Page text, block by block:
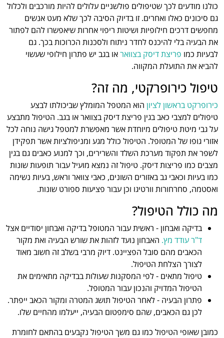
כולנו מודעים לכך שטיפולים פולשניים עלולים להיות מורכבים ולכלול
גם סיכונים כאלו ואחרים. זו בדיוק הסיבה לכך שלא מעט אנשים
מחפשים דרכים חילופיות ושיטות ריפוי אחרות שיאפשרו להם לפתור
את הבעיה בלי להיכנס לחדר ניתוח ולסכנות הכרוכות בכך. גם
לבעיות כמו פריצת דיסק בצוואראו בגב יש פתרון חילופי שעשוי
להביא את התועלת המקווה.
טיפול כירופרקטי, מה זה?
כירופרקט בראשון לציון הוא המטפל המומלץ שביכולתו לבצע
טיפולים למצבי כאב בגין פריצת דיסק בצוואר או בגב. הטיפול מתבצע
על גבי מיטת טיפולים מיוחדת אשר מאפשרת למטפל גישה נוחה לכל
אזורי גופו של המטופל. הטיפול כולל מגע ומניפולציות אשר תפקידן
לשפר את תפקוד מערכת השלד והשרירים, וכך למנוע כאבים גם בגין
מצבים כמו פריצות דיסק. טיפול זה נמצא מועיל עבור תופעות שונות
כמו בעיות וכאבי גב באזורים השונים, כאבי צוואר וראש, בעיות נשימה
ואסטמה, סחרחורות וורטיגו וכן עבור פציעות ספורט שונות.
מה כולל הטיפול?
בדיקה ואבחון - ראשית עבור המטופל בדיקה ואבחון יסודיים אצל
ד"ר עודד מץ. האבחון נועד לזהות את שורש הבעיה ואת מקור
הכאבים מהם סובל הפציינט. דיוק מרבי בשלב זה חשוב מאוד
לצורך הצלחת הטיפול.
טיפול מתאים - לפי המסקנות שעולות בבדיקה מתאימים את
הטיפול המדויק והנכון עבור המטופל.
פתרון הבעיה - לאחר הטיפול תושג המטרה ומקור הכאב ייפתר.
לכן גם הכאבים, שהם סימפטום הבעיה, ייעלמו מהחיים שלו.
כמובן שאופי הטיפול כמו גם משך הטיפול נקבעים בהתאם לחומרת